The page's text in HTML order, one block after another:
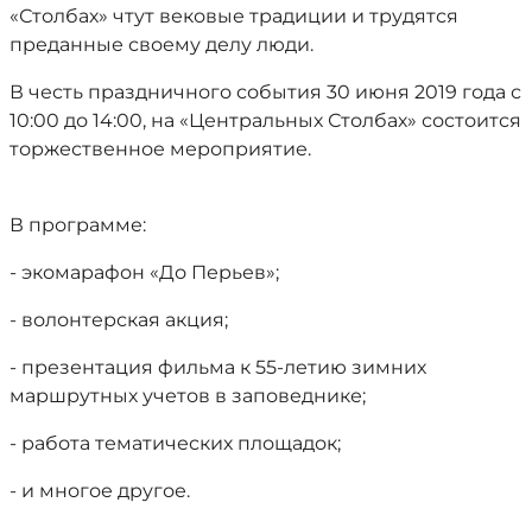
«Столбах» чтут вековые традиции и трудятся
преданные своему делу люди.
В честь праздничного события 30 июня 2019 года с
10:00 до 14:00, на «Центральных Столбах» состоится
торжественное мероприятие.
В программе:
- экомарафон «До Перьев»;
- волонтерская акция;
- презентация фильма к 55-летию зимних
маршрутных учетов в заповеднике;
- работа тематических площадок;
- и многое другое.